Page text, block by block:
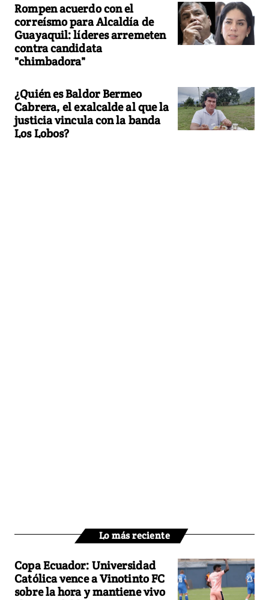
Rompen acuerdo con el
correísmo para Alcaldía de
Guayaquil: líderes arremeten
contra candidata
"chimbadora"
¿Quién es Baldor Bermeo
Cabrera, el exalcalde al que la
justicia vincula con la banda
Los Lobos?
Lo más reciente
Copa Ecuador: Universidad
Católica vence a Vinotinto FC
sobre la hora y mantiene vivo